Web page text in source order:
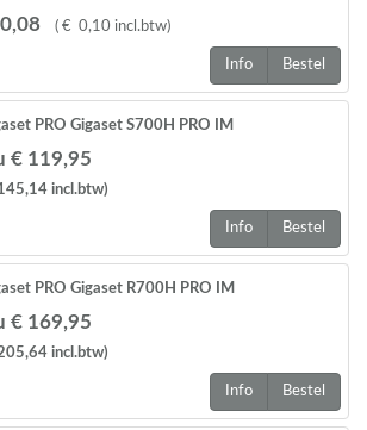
0,08 ( € 0,10 incl.btw)
Info Bestel
PRO Gigaset S700H PRO IM
€ 119,95
incl.btw)
Info Bestel
PRO Gigaset R700H PRO IM
€ 169,95
incl.btw)
Info Bestel